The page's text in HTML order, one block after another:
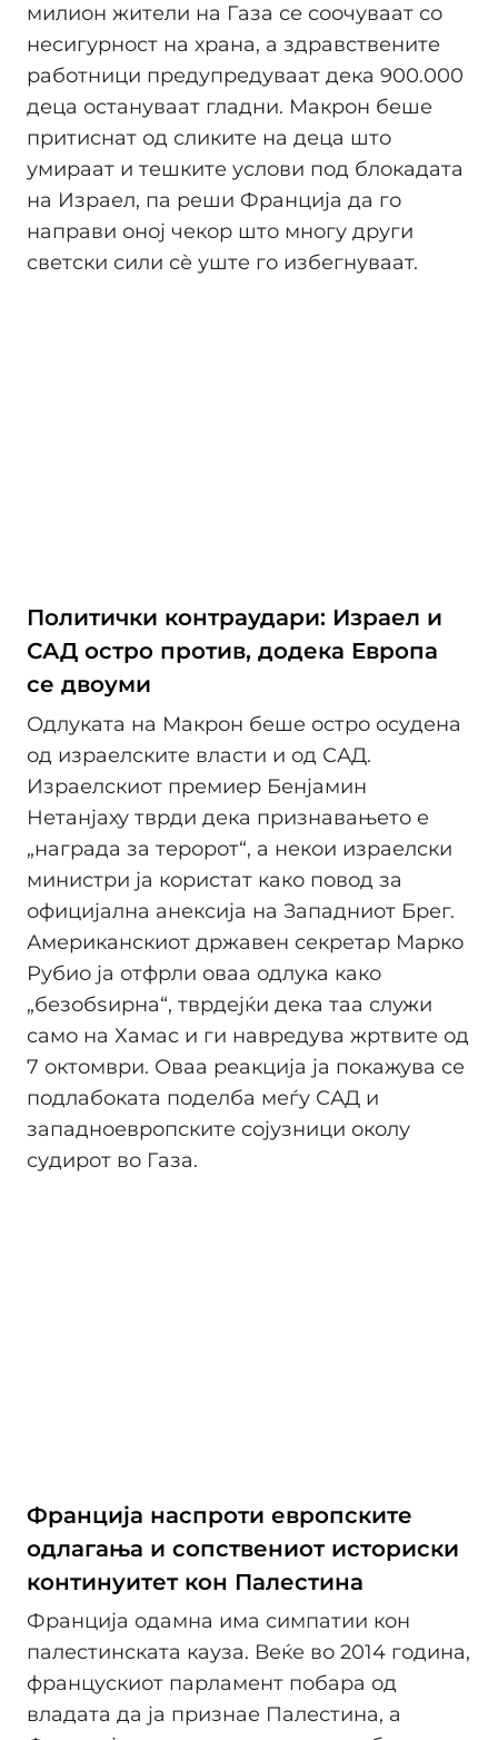
милион жители на Газа се соочуваат со
несигурност на храна, а здравствените
работници предупредуваат дека 900.000
деца остануваат гладни. Макрон беше
притиснат од сликите на деца што
умираат и тешките услови под блокадата
на Израел, па реши Франција да го
направи оној чекор што многу други
светски сили сѐ уште го избегнуваат.
Политички контраудари: Израел и
САД остро против, додека Европа
се двоуми
Одлуката на Макрон беше остро осудена
од израелските власти и од САД.
Израелскиот премиер Бенјамин
Нетанјаху тврди дека признавањето е
„наградa за теророт“, а некои израелски
министри ја користат како повод за
официјална анексија на Западниот Брег.
Американскиот државен секретар Марко
Рубио ја отфрли оваа одлука како
„безобѕирна“, тврдејќи дека таа служи
само на Хамас и ги навредува жртвите од
7 октомври. Оваа реакција ја покажува се
подлабоката поделба меѓу САД и
западноевропските сојузници околу
судирот во Газа.
Франција наспроти европските
одлагања и сопствениот историски
континуитет кон Палестина
Франција одамна има симпатии кон
палестинската кауза. Веќе во 2014 година,
францускиот парламент побара од
владата да ја признае Палестина, а